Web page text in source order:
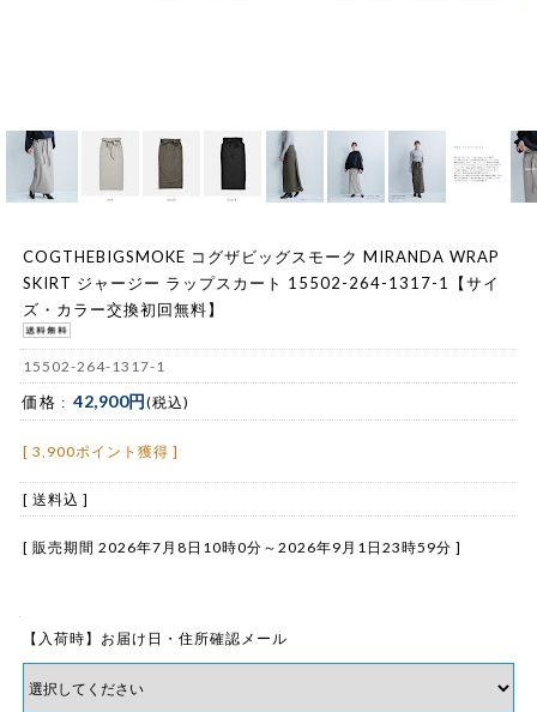
COGTHEBIGSMOKE コグザビッグスモーク MIRANDA WRAP
SKIRT ジャージー ラップスカート 15502-264-1317-1【サイ
ズ・カラー交換初回無料】
15502-264-1317-1
価格 : 42,900円(税込)
[ 3,900ポイント獲得 ]
[ 送料込 ]
[ 販売期間 2026年7月8日10時0分 ～ 2026年9月1日23時59分 ]
【入荷時】お届け日・住所確認メール